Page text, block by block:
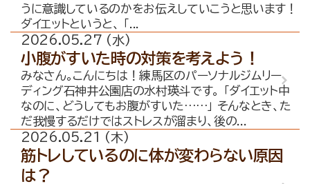
メニュー・料金
Q&A
お知らせ
コラム
運営会社情報
採用情報
うに意識しているのかをお伝えしていこうと思います！
ダイエットというと、 「...
2026.05.27 (水)
小腹がすいた時の対策を考えよう！
みなさん。こんにちは！練馬区のパーソナルジムリー
ディング石神井公園店の水村瑛斗です。 「ダイエット中
なのに、どうしてもお腹がすいた……」 そんなとき、た
だ我慢するだけではストレスが溜まり、後の...
2026.05.21 (木)
筋トレしているのに体が変わらない原因
は？